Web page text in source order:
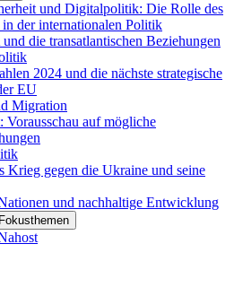
und Digitalpolitik: Die Rolle des
der internationalen Politik
die transatlantischen Beziehungen
2024 und die nächste strategische
EU
Migration
Vorausschau auf mögliche
Krieg gegen die Ukraine und seine
und nachhaltige Entwicklung
Fokusthemen